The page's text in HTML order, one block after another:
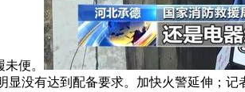
便。
没有达到配备要求。加快火警延伸；